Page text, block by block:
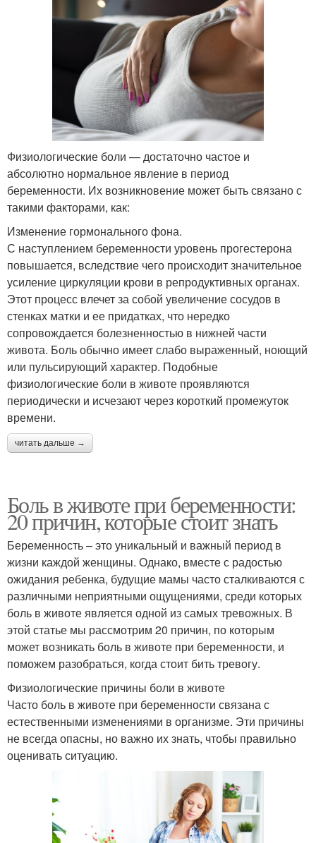
Физиологические боли — достаточно частое и
абсолютно нормальное явление в период
беременности. Их возникновение может быть связано с
такими факторами, как:
Изменение гормонального фона.
С наступлением беременности уровень прогестерона
повышается, вследствие чего происходит значительное
усиление циркуляции крови в репродуктивных органах.
Этот процесс влечет за собой увеличение сосудов в
стенках матки и ее придатках, что нередко
сопровождается болезненностью в нижней части
живота. Боль обычно имеет слабо выраженный, ноющий
или пульсирующий характер. Подобные
физиологические боли в животе проявляются
периодически и исчезают через короткий промежуток
времени.
читать дальше →
Боль в животе при беременности:
20 причин, которые стоит знать
Беременность – это уникальный и важный период в
жизни каждой женщины. Однако, вместе с радостью
ожидания ребенка, будущие мамы часто сталкиваются с
различными неприятными ощущениями, среди которых
боль в животе является одной из самых тревожных. В
этой статье мы рассмотрим 20 причин, по которым
может возникать боль в животе при беременности, и
поможем разобраться, когда стоит бить тревогу.
Физиологические причины боли в животе
Часто боль в животе при беременности связана с
естественными изменениями в организме. Эти причины
не всегда опасны, но важно их знать, чтобы правильно
оценивать ситуацию.